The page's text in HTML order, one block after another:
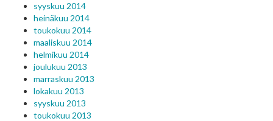
syyskuu 2014
heinäkuu 2014
toukokuu 2014
maaliskuu 2014
helmikuu 2014
joulukuu 2013
marraskuu 2013
lokakuu 2013
syyskuu 2013
toukokuu 2013